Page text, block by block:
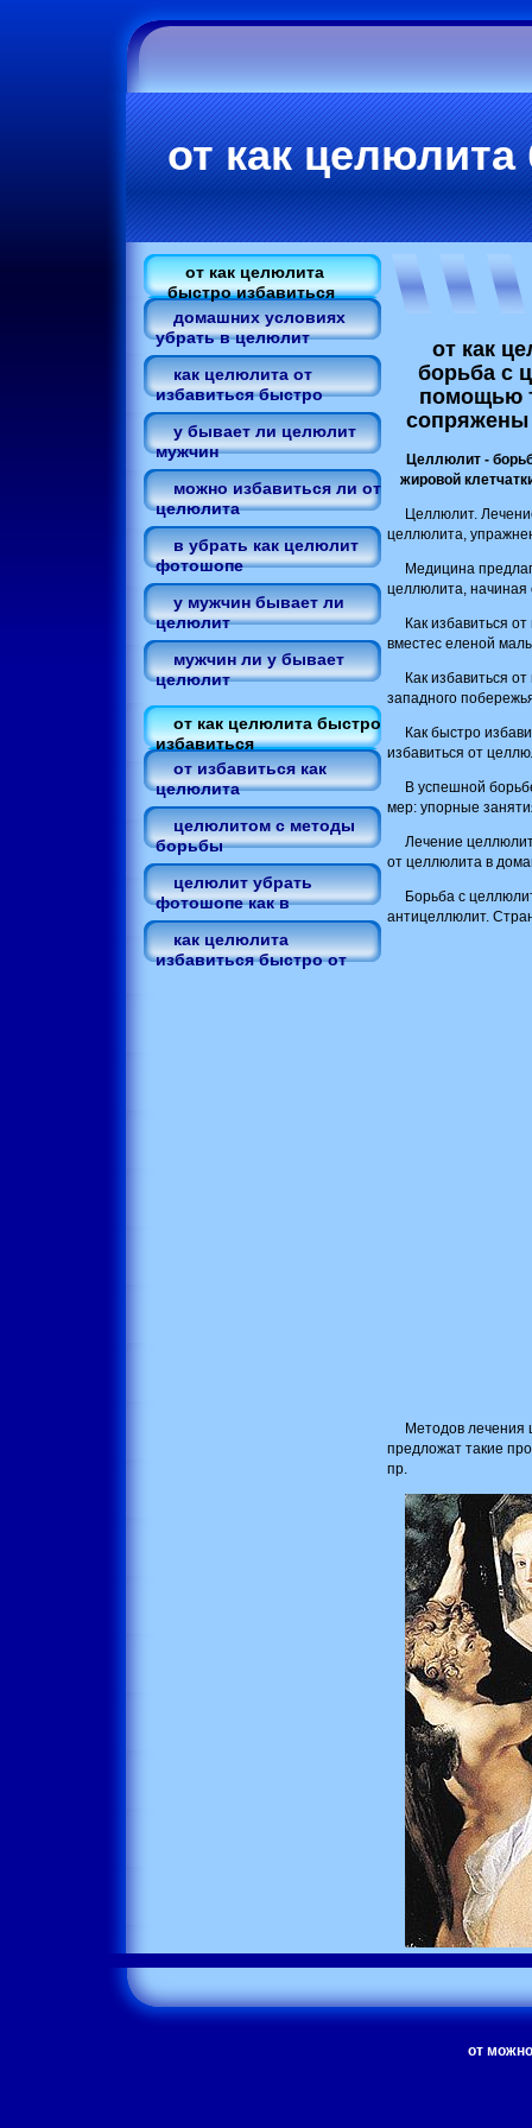
от как
от как целюлита
быстро избавиться
домашних условиях
убрать в целюлит
как целюлита от
избавиться быстро
у бывает ли целюлит
мужчин
можно избавиться ли от
целюлита
в убрать как целюлит
фотошопе
у мужчин бывает ли
целюлит
мужчин ли у бывает
целюлит
от как целюлита быстро
избавиться
от избавиться как
целюлита
целюлитом с методы
борьбы
целюлит убрать
фотошопе как в
как целюлита
избавиться быстро от
от как
борьба с
помощью
сопряжены
Целлюлит -
жировой
Целлюлит.
целлюлита,
Медицина
целлюлита, начиная
Как избавиться
вместес еленой
Как избавиться
западного
Как быстро
избавиться от
В успешной
мер: упорные
Лечение
от целлюлита в
Борьба с
антицеллюлит.
Методов лечения
предложат такие
пр.
от